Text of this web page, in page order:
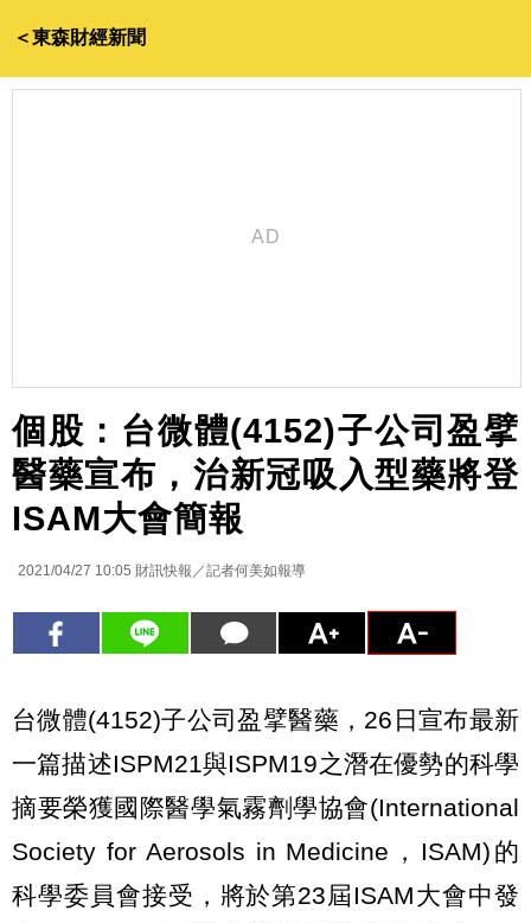
＜東森財經新聞
個股：台微體(4152)子公司盈擘
醫藥宣布，治新冠吸入型藥將登
ISAM大會簡報
2021/04/27 10:05 財訊快報／記者何美如報導
台微體(4152)子公司盈擘醫藥，26日宣布最新
一篇描述ISPM21與ISPM19之潛在優勢的科學
摘要榮獲國際醫學氣霧劑學協會(International
Society for Aerosols in Medicine，ISAM)的
科學委員會接受，將於第23屆ISAM大會中發